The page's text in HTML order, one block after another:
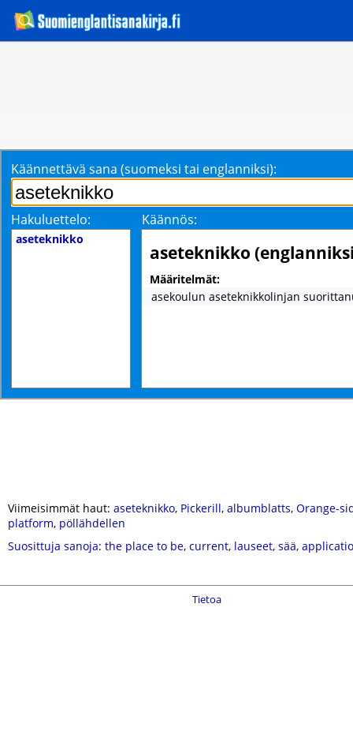
Käännettävä sana (suomeksi tai englanniksi):
Hakuluettelo: Käännös:
aseteknikko
aseteknikko
Määritelmät:
asekoulun aseteknikkolinjan
Viimeisimmät haut: aseteknikko, Pickerill, albumblatts, Orange-
platform, pöllähdellen
Suosittuja sanoja: the place to be, current, lauseet, sää,
Tietoa